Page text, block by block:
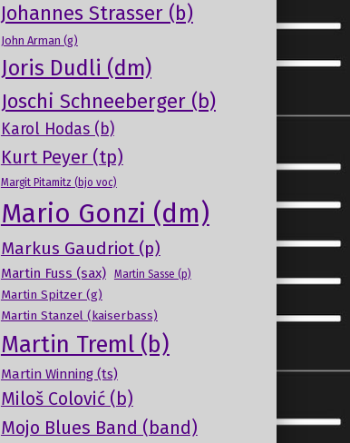
Johannes Strasser (b)
John Arman (g)
Joris Dudli (dm)
Joschi Schneeberger (b)
Karol Hodas (b)
Kurt Peyer (tp)
Margit Pitamitz (bjo voc)
Mario Gonzi (dm)
Markus Gaudriot (p)
Martin Fuss (sax) Martin Sasse (p)
Martin Spitzer (g)
Martin Stanzel (kaiserbass)
Martin Treml (b)
Martin Winning (ts)
Miloš Colović (b)
Mojo Blues Band (band)